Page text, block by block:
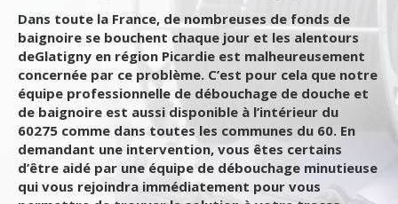
Dans toute la France, de nombreuses de fonds de
baignoire se bouchent chaque jour et les alentours
deGlatigny en région Picardie est malheureusement
concernée par ce problème. C’est pour cela que notre
équipe professionnelle de débouchage de douche et
de baignoire est aussi disponible à l’intérieur du
60275 comme dans toutes les communes du 60. En
demandant une intervention, vous êtes certains
d’être aidé par une équipe de débouchage minutieuse
qui vous rejoindra immédiatement pour vous